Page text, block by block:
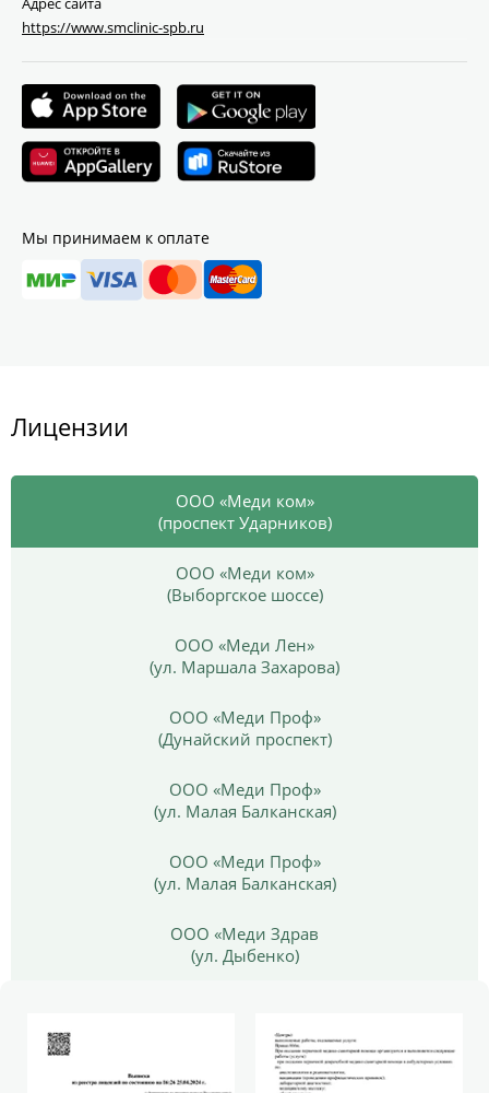
https://www.smclinic-spb.ru
Мы принимаем к оплате
Лицензии
ООО «Меди ком»
(проспект Ударников)
ООО «Меди ком»
(Выборгское шоссе)
ООО «Меди Лен»
(ул. Маршала Захарова)
ООО «Меди Проф»
(Дунайский проспект)
ООО «Меди Проф»
(ул. Малая Балканская)
ООО «Меди Проф»
(ул. Малая Балканская)
ООО «Меди Здрав
(ул. Дыбенко)